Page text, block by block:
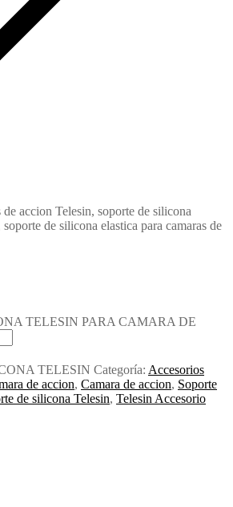
accion Telesin, soporte de silicona
de silicona elastica para camaras de
TELESIN PARA CAMARA DE
TELESIN Categoría: Accesorios
de accion, Camara de accion, Soporte
de silicona Telesin, Telesin Accesorio